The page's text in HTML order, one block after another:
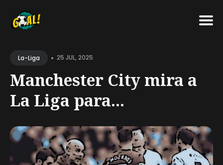
forLa-Liga • 25 JUL, 2025
Manchester City mira a
La Liga para...